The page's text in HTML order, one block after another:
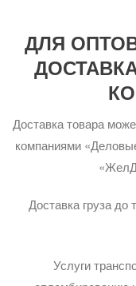
ДЛЯ
Доставка товара
компаниями
Доставка груза до
Услуги